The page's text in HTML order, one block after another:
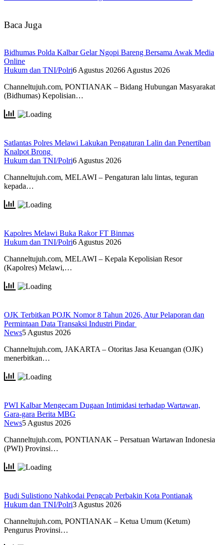
Baca Juga
Bidhumas Polda Kalbar Gelar Ngopi Bareng Bersama Awak Media
Online
Hukum dan TNI/Polri6 Agustus 20266 Agustus 2026
Channeltujuh.com, PONTIANAK – Bidang Hubungan Masyarakat
(Bidhumas) Kepolisian…
Satlantas Polres Melawi Lakukan Pengaturan Lalin dan Penertiban
Knalpot Brong
Hukum dan TNI/Polri6 Agustus 2026
Channeltujuh.com, MELAWI – Pengaturan lalu lintas, teguran
kepada…
Kapolres Melawi Buka Rakor FT Binmas
Hukum dan TNI/Polri6 Agustus 2026
Channeltujuh.com, MELAWI – Kepala Kepolisian Resor
(Kapolres) Melawi,…
OJK Terbitkan POJK Nomor 8 Tahun 2026, Atur Pelaporan dan
Permintaan Data Transaksi Industri Pindar
News5 Agustus 2026
Channeltujuh.com, JAKARTA – Otoritas Jasa Keuangan (OJK)
menerbitkan…
PWI Kalbar Mengecam Dugaan Intimidasi terhadap Wartawan,
Gara-gara Berita MBG
News5 Agustus 2026
Channeltujuh.com, PONTIANAK – Persatuan Wartawan Indonesia
(PWI) Provinsi…
Budi Sulistiono Nahkodai Pengcab Perbakin Kota Pontianak
Hukum dan TNI/Polri3 Agustus 2026
Channeltujuh.com, PONTIANAK – Ketua Umum (Ketum)
Pengurus Provinsi…